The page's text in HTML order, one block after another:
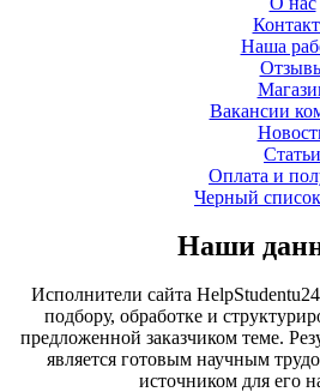
Наша
Вакансии
Статьи
Оплата и
Черный
Наши
Исполнители сайта
подбору, обработке и
предложенной заказчиком теме.
является готовым научным
источником для его